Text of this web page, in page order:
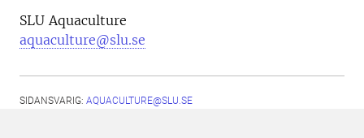
SLU Aquaculture
aquaculture@slu.se
SIDANSVARIG: AQUACULTURE@SLU.SE